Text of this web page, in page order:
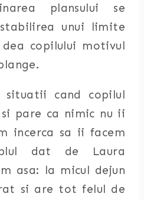
plansului se
unui limite
copilului motivul
situatii cand copilul
pare ca nimic nu ii
incerca sa ii facem
dat de Laura
asa: la micul dejun
si are tot felul de